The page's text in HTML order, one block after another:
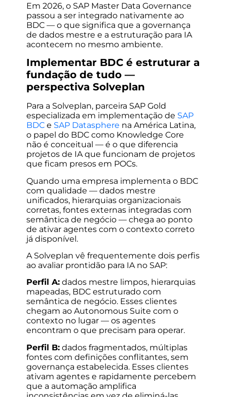
Em 2026, o SAP Master Data Governance
passou a ser integrado nativamente ao
BDC — o que significa que a governança
de dados mestre e a estruturação para IA
acontecem no mesmo ambiente.
Implementar BDC é estruturar a
fundação de tudo —
perspectiva Solveplan
Para a Solveplan, parceira SAP Gold
especializada em implementação de SAP
BDC e SAP Datasphere na América Latina,
o papel do BDC como Knowledge Core
não é conceitual — é o que diferencia
projetos de IA que funcionam de projetos
que ficam presos em POCs.
Quando uma empresa implementa o BDC
com qualidade — dados mestre
unificados, hierarquias organizacionais
corretas, fontes externas integradas com
semântica de negócio — chega ao ponto
de ativar agentes com o contexto correto
já disponível.
A Solveplan vê frequentemente dois perfis
ao avaliar prontidão para IA no SAP:
Perfil A: dados mestre limpos, hierarquias
mapeadas, BDC estruturado com
semântica de negócio. Esses clientes
chegam ao Autonomous Suite com o
contexto no lugar — os agentes
encontram o que precisam para operar.
Perfil B: dados fragmentados, múltiplas
fontes com definições conflitantes, sem
governança estabelecida. Esses clientes
ativam agentes e rapidamente percebem
que a automação amplifica